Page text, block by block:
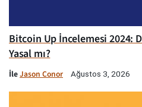
Bitcoin Up İncelemesi 2024:
Yasal mı?
İleJason Conor Ağustos 3, 2026